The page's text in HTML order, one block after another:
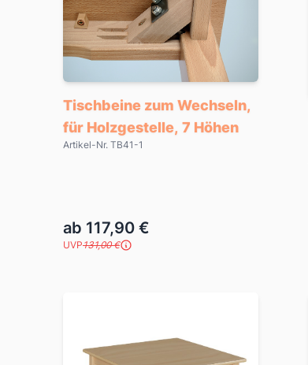
Tischbeine zum Wechseln,
für Holzgestelle, 7 Höhen
Artikel-Nr. TB41-1
ab 117,90 €
UVP131,00 €